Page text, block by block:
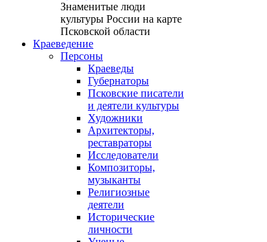
Знаменитые люди
культуры России на карте
Псковской области
Краеведение
Персоны
Краеведы
Губернаторы
Псковские писатели
и деятели культуры
Художники
Архитекторы,
реставраторы
Исследователи
Композиторы,
музыканты
Религиозные
деятели
Исторические
личности